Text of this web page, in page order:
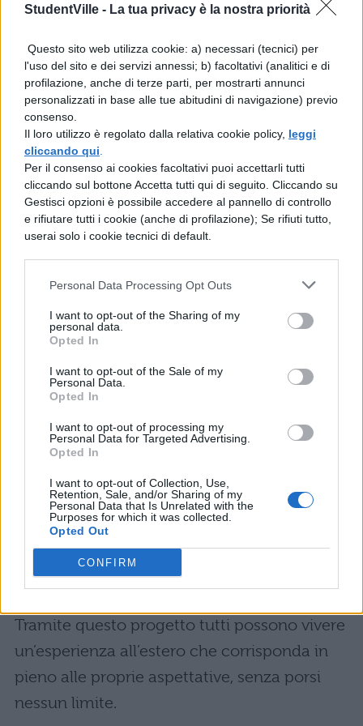
StudentVille - La tua privacy è la nostra priorità
Questo sito web utilizza cookie: a) necessari (tecnici) per
l'uso del sito e dei servizi annessi; b) facoltativi (analitici e di
profilazione, anche di terze parti, per mostrarti annunci
personalizzati in base alle tue abitudini di navigazione) previo
consenso.
Il loro utilizzo è regolato dalla relativa cookie policy, leggi
cliccando qui
Per il consenso ai cookies facoltativi puoi accettarli tutti
cliccando sul bottone Accetta tutti qui di seguito. Cliccando su
Gestisci opzioni è possibile accedere al pannello di controllo
e rifiutare tutti i cookie (anche di profilazione); Se rifiuti tutto,
userai solo i cookie tecnici di default.
Personal Data Processing Opt Outs
I want to opt-out of the Sharing of my
personal data.
Opted In
I want to opt-out of the Sale of my
Personal Data.
Opted In
I want to opt-out of processing my
Personal Data for Targeted Advertising.
Opted In
I want to opt-out of Collection, Use,
Retention, Sale, and/or Sharing of my
Personal Data that Is Unrelated with the
Purposes for which it was collected.
Opted Out
CONFIRM
seguire i corsi in una scuola locale, così da
assimilare anche costumi e lingua del posto.
Ovviamente tale esperienza all’estero è
equiparata ai progetti di Alternanza scuola
lavoro italiani ed anche il Ministero
dell’Istruzione ne ha ribadito l’importanza in
una nota: “la competenze acquisite dai
ragazzi durante le esperienze di studio
all’estero sono trasversali, individuali e
relazionali, fortemente richieste dal mercato
del lavoro”.
Alternanza scuola lavoro
all’estero: High School Flex
progettoHigh School Flexè una formula su
esigenzedei ragazzi. Il programma è adatto
a chi ha superato i limiti di età, a chi vuole
andare in un Paese in particolare, a chi punta
ad un indirizzo accademico specifico o a chi
Tramite questo progetto tutti possono vivere
un’esperienza all’estero che corrisponda in
pieno alle proprie aspettative, senza porsi
nessun limite.